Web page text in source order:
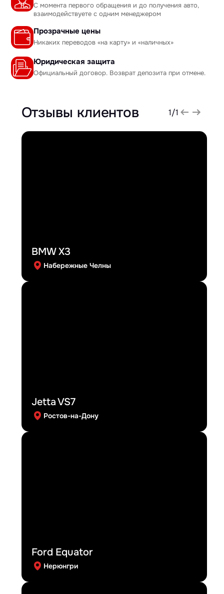
С момента первого обращения и до получения авто,
взаимодействуете с одним менеджером
Прозрачные цены
Никаких переводов «на карту» и «наличных»
Юридическая защита
Официальный договор. Возврат депозита при отмене.
Отзывы клиентов 1/1
BMW X3
Набережные Челны
Jetta VS7
Ростов-на-Дону
Ford Equator
Нерюнгри